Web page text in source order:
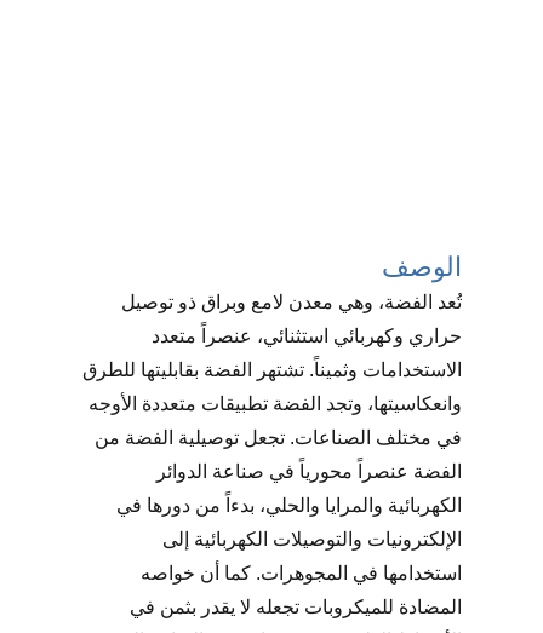
الوصف
تُعد الفضة، وهي معدن لامع وبراق ذو توصيل
حراري وكهربائي استثنائي، عنصراً متعدد
الاستخدامات وثميناً. تشتهر الفضة بقابليتها للطرق
وانعكاسيتها، وتجد الفضة تطبيقات متعددة الأوجه
في مختلف الصناعات. تجعل توصيلية الفضة من
الفضة عنصراً محورياً في صناعة الدوائر
الكهربائية والمرايا والحلي، بدءاً من دورها في
الإلكترونيات والتوصيلات الكهربائية إلى
استخدامها في المجوهرات. كما أن خواصه
المضادة للميكروبات تجعله لا يقدر بثمن في